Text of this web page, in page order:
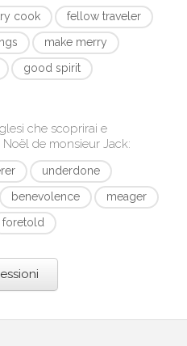
cook
fellow traveler
make merry
good spirit
che scoprirai e
Noël de monsieur Jack:
underdone
benevolence
meager
foretold